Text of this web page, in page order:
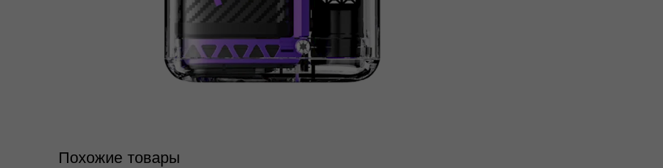
Похожие товары